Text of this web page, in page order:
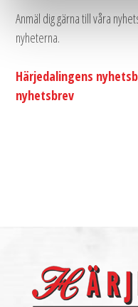
Anmäl dig gärna till våra
nyheterna.
Härjedalingens
nyhetsbrev